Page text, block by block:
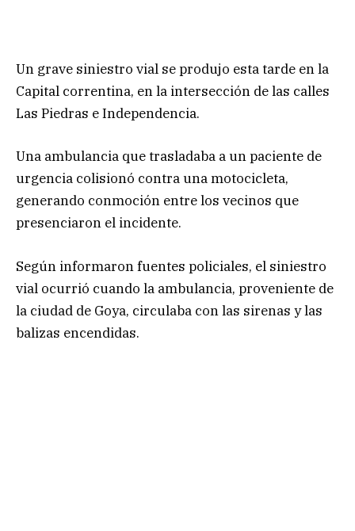
Un grave siniestro vial se produjo esta tarde en la
Capital correntina, en la intersección de las calles
Las Piedras e Independencia.
Una ambulancia que trasladaba a un paciente de
urgencia colisionó contra una motocicleta,
generando conmoción entre los vecinos que
presenciaron el incidente.
Según informaron fuentes policiales, el siniestro
vial ocurrió cuando la ambulancia, proveniente de
la ciudad de Goya, circulaba con las sirenas y las
balizas encendidas.